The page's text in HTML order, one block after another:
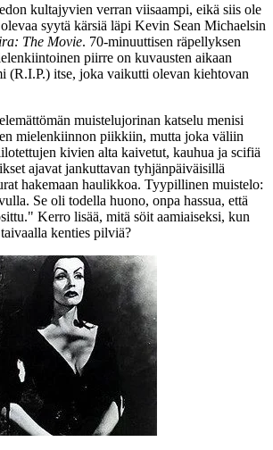
kultajyvien verran viisaampi, eikä siis ole
syytä kärsiä läpi Kevin Sean Michaelsin
The Movie. 70‑minuuttisen räpellyksen
piirre on kuvausten aikaan
(R.I.P.) itse, joka vaikutti olevan kiehtovan
muistelujorinan katselu menisi
mielenkiinnon piikkiin, mutta joka väliin
kivien alta kaivetut, kauhua ja scifiä
ajavat jankuttavan tyhjänpäiväisillä
hakemaan haulikkoa. Tyypillinen muistelo:
Se oli todella huono, onpa hassua, että
Kerro lisää, mitä söit aamiaiseksi, kun
kenties pilviä?